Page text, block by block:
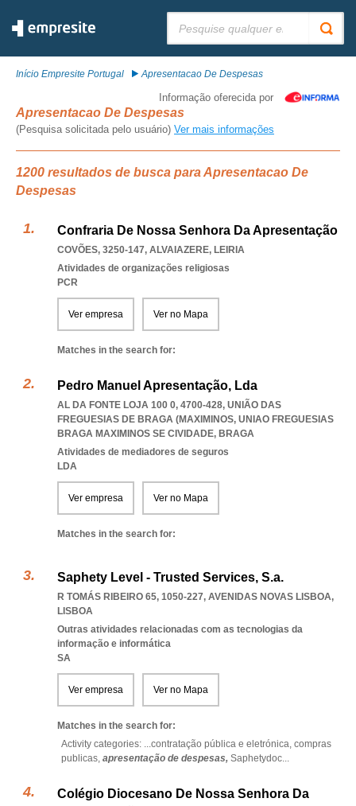
Início Empresite Portugal Apresentacao De Despesas
Informação oferecida por
Apresentacao De Despesas
(Pesquisa solicitada pelo usuário) Ver mais informações
1200 resultados de busca para Apresentacao De
Despesas
Confraria De Nossa Senhora Da Apresentação
COVÕES, 3250-147, ALVAIAZERE, LEIRIA
Atividades de organizações religiosas
PCR
Ver empresa Ver no Mapa
Matches in the search for:
Pedro Manuel Apresentação, Lda
AL DA FONTE LOJA 100 0, 4700-428, UNIÃO DAS
FREGUESIAS DE BRAGA (MAXIMINOS, UNIAO FREGUESIAS
BRAGA MAXIMINOS SE CIVIDADE, BRAGA
Atividades de mediadores de seguros
LDA
Ver empresa Ver no Mapa
Matches in the search for:
Saphety Level - Trusted Services, S.a.
R TOMÁS RIBEIRO 65, 1050-227, AVENIDAS NOVAS LISBOA,
LISBOA
Outras atividades relacionadas com as tecnologias da
informação e informática
SA
Ver empresa Ver no Mapa
Matches in the search for:
Activity categories: ...contratação pública e eletrónica, compras
publicas, apresentação de despesas, Saphetydoc...
Colégio Diocesano De Nossa Senhora Da